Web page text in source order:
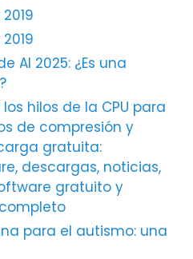
AI 2025: ¿Es una
hilos de la CPU para
de compresión y
gratuita:
descargas, noticias,
gratuito y
para el autismo: una